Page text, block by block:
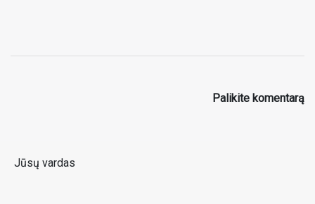
Palikite komentarą
Jūsų vardas